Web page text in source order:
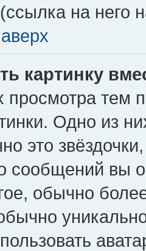
на него
картинку
просмотра тем
Одно из
это
сообщений вы
обычно